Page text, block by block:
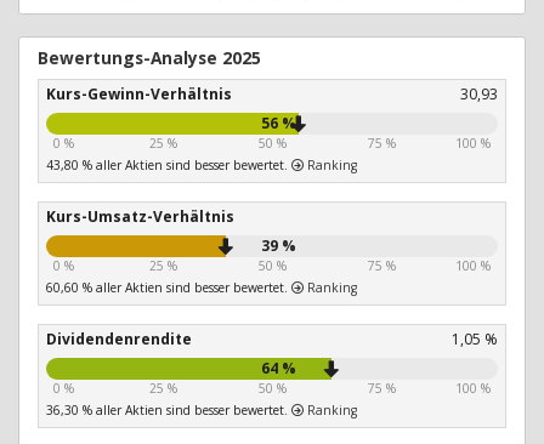
Bewertungs-Analyse 2025
Kurs-Gewinn-Verhältnis
30,93
56 %
0 % 25 % 50 % 75 %
100 %
43,80 % aller Aktien sind besser bewertet.
Ranking
Kurs-Umsatz-Verhältnis
39 %
0 % 25 % 50 % 75 %
100 %
60,60 % aller Aktien sind besser bewertet.
Ranking
Dividendenrendite
1,05 %
64 %
0 % 25 % 50 % 75 %
100 %
36,30 % aller Aktien sind besser bewertet.
Ranking